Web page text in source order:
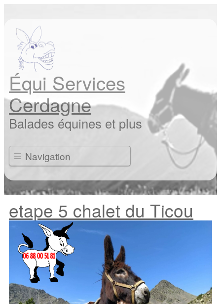
Équi Services
Cerdagne
Balades équines et plus
Navigation
etape 5 chalet du Ticou